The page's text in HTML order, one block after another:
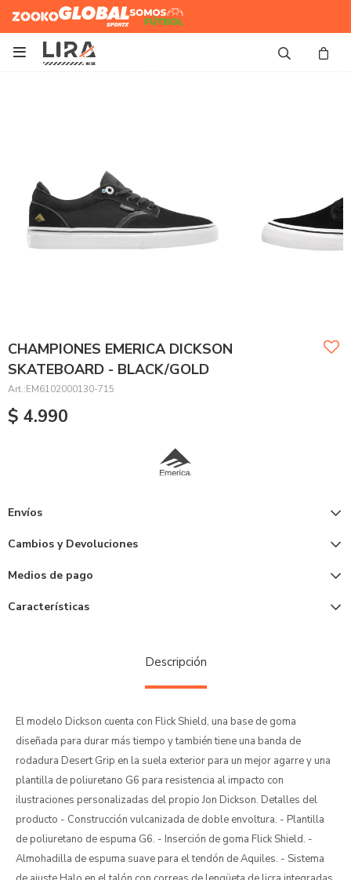
Zooko Global Sports
Somos
Futbol

CHAMPIONES EMERICA DICKSON
SKATEBOARD - BLACK/GOLD
EM6102000130-715
$ 4.990
Envíos
Cambios y Devoluciones
Medios de pago
Características
Descripción
El modelo Dickson cuenta con Flick Shield, una base de goma
diseñada para durar más tiempo y también tiene una banda de
rodadura Desert Grip en la suela exterior para un mejor agarre y una
plantilla de poliuretano G6 para resistencia al impacto con
ilustraciones personalizadas del propio Jon Dickson. Detalles del
producto - Construcción vulcanizada de doble envoltura. - Plantilla
de poliuretano de espuma G6. - Inserción de goma Flick Shield. -
Almohadilla de espuma suave para el tendón de Aquiles. - Sistema